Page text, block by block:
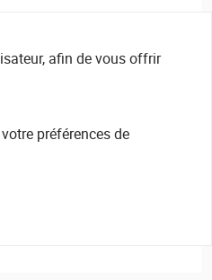
afin de vous offrir
préférences de